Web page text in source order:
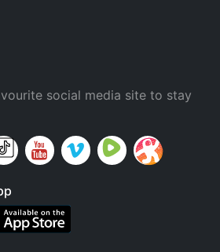
social media site to stay